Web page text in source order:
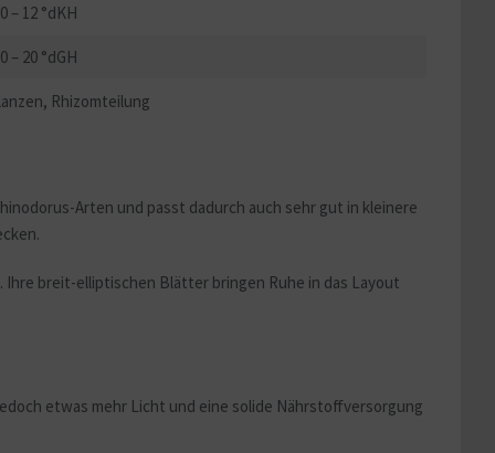
0 – 12 °dKH
0 – 20 °dGH
Rhizomteilung
Arten und passt dadurch auch sehr gut in kleinere
Ihre breit-elliptischen Blätter bringen Ruhe in das Layout
etwas mehr Licht und eine solide Nährstoffversorgung